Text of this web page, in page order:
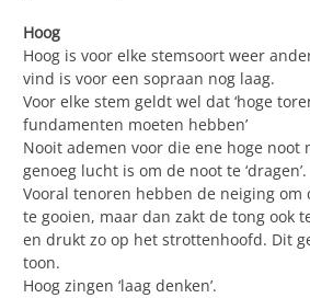
Hoog
Hoog is voor elke stemsoort weer
vind is voor een sopraan nog laag.
Voor elke stem geldt wel dat ‘hoge
fundamenten moeten hebben’
Nooit ademen voor die ene hoge noot
genoeg lucht is om de noot te ‘dragen’.
Vooral tenoren hebben de neiging om
te gooien, maar dan zakt de tong ook
en drukt zo op het strottenhoofd. Dit
toon.
Hoog zingen ‘laag denken’.